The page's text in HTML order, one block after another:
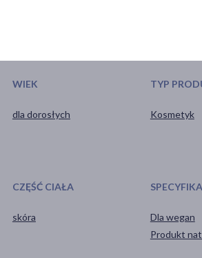
WIEK
dla dorosłych
TYP
Kosmetyk
CZĘŚĆ CIAŁA
skóra
SPECYFIKA
Dla wegan
Produkt